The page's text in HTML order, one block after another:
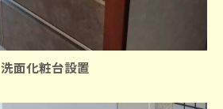
洗面化粧台設置